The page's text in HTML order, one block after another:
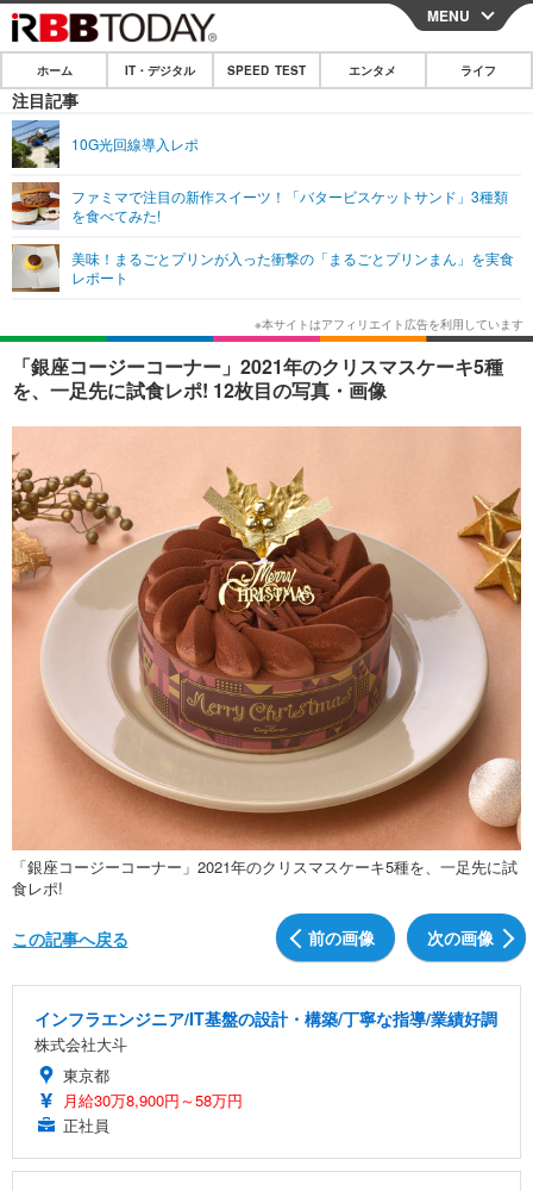
CLOSE
ホーム
IT・デジタル
ネタ
ショッピング その他
SPEED TEST
エンタメ
エンタメTOP
韓国・芸能
音楽 スポーツ
ショッピング
ライフ
ライフTOP グルメ
ペット ショッピング
その他
リリース一覧
プッシュ通知の停止方法
MENU
ホーム IT・デジタル SPEED TEST エンタメ ライフ
注目記事
10G光回線導入レポ
ファミマで注目の新作スイーツ！「バタービスケットサンド」3種類
を食べてみた!
美味！まるごとプリンが入った衝撃の「まるごとプリンまん」を実食
レポート
「銀座コージーコーナー」2021年のクリスマスケーキ5種
を、一足先に試食レポ! 12枚目の写真・画像
「銀座コージーコーナー」2021年のクリスマスケーキ5種を、一足先に試
食レポ!
前の画像 次の画像
この記事へ戻る
インフラエンジニア/IT基盤の設計・構築/丁寧な指導/業績好調
株式会社大斗
東京都
月給30万8,900円～58万円
正社員